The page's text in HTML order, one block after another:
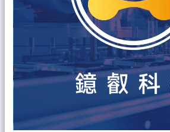
例】
群
鋼
鐵
邁
向
慧